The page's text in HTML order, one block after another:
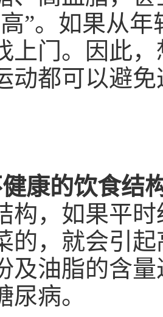
”。如果从
上门。因此
动都可以避
的饮食结
构，如果平
的，就会引
及油脂的含
病。